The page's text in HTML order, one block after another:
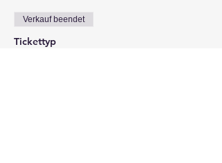
Verkauf beendet
Tickettyp